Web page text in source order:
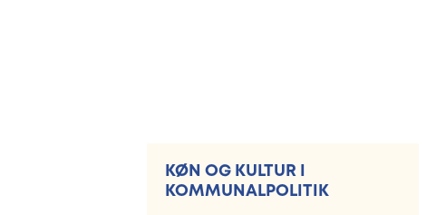
KØN OG KULTUR I
KOMMUNALPOLITIK